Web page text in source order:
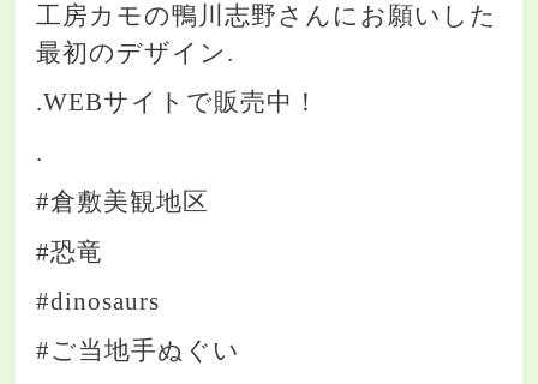
工房カモの鴨川志野さんにお願いした
最初のデザイン.
.WEBサイトで販売中！
.
#倉敷美観地区
#恐竜
#dinosaurs
#ご当地手ぬぐい